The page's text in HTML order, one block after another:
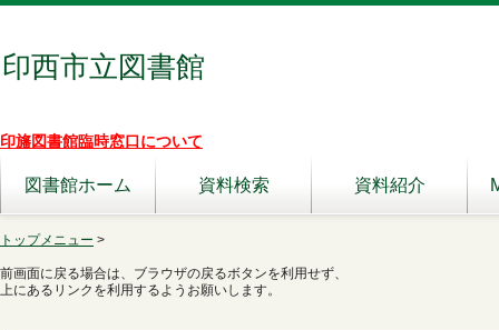
印西市立図書館
印旛図書館臨時窓口について
図書館ホーム 資料検索 資料紹介
トップメニュー >
前画面に戻る場合は、ブラウザの戻るボタンを利用せず、
上にあるリンクを利用するようお願いします。